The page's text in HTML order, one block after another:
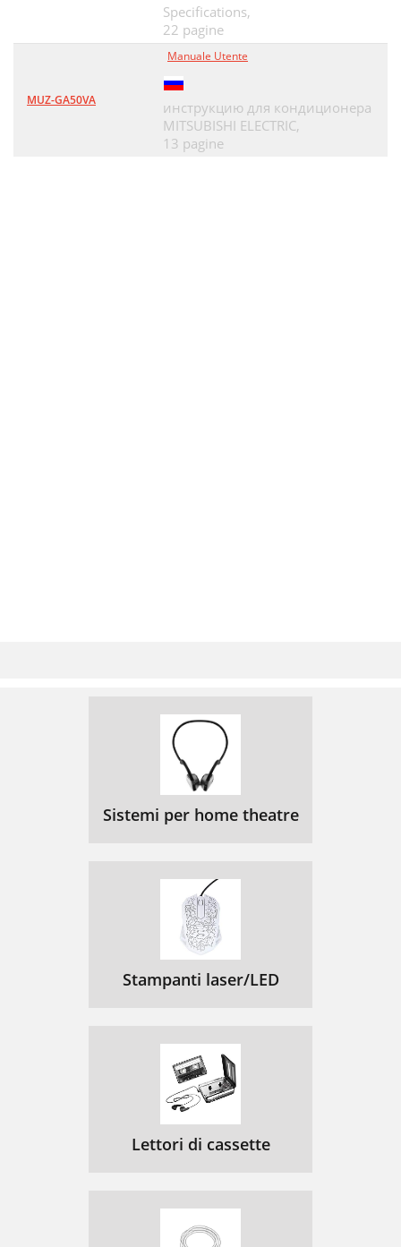
Specifications,
22 pagine
MUZ-GA50VA
Manuale Utente
инструкцию для кондиционера
MITSUBISHI ELECTRIC,
13 pagine
Sistemi per home theatre
Stampanti laser/LED
Lettori di cassette